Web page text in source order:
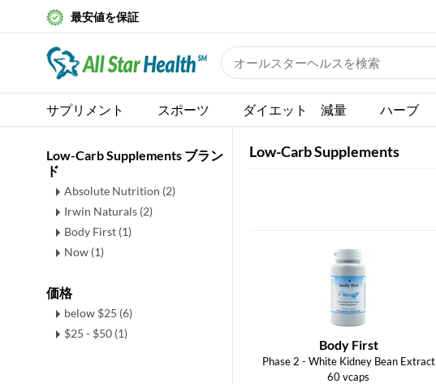
最安値を保証
サプリメント スポーツ ダイエット 減量 ハーブ
Low-Carb Supplements ブラン
ド
Absolute Nutrition (2)
Irwin Naturals (2)
Body First (1)
Now (1)
価格
below $25 (6)
$25 - $50 (1)
Low-Carb Supplements
Body First
Phase 2 - White Kidney Bean Extract
60 vcaps